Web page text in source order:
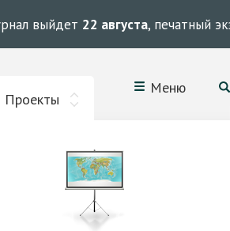
выйдет 22 августа, печатный
Проекты
Меню